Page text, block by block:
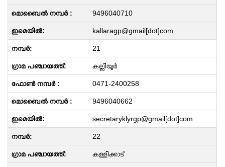
9496040710
kallaragp@gmail[dot]com
21
കല്ലിയൂർ
0471-2400258
9496040662
secretaryklyrgp@gmail[dot]com
22
കള്ളിക്കാട്